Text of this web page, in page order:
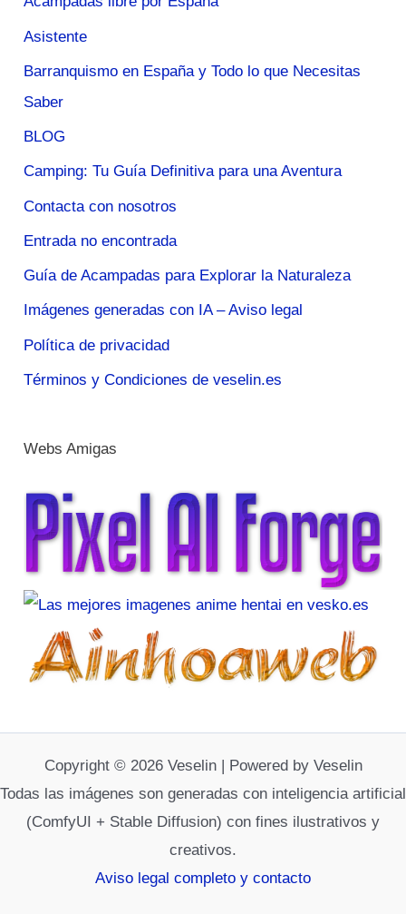
Asistente
Barranquismo en España y Todo lo que Necesitas
Saber
BLOG
Camping: Tu Guía Definitiva para una Aventura
Contacta con nosotros
Entrada no encontrada
Guía de Acampadas para Explorar la Naturaleza
Imágenes generadas con IA – Aviso legal
Política de privacidad
Términos y Condiciones de veselin.es
Webs Amigas
Copyright © 2026 Veselin | Powered by Veselin
Todas las imágenes son generadas con inteligencia artificial
(ComfyUI + Stable Diffusion) con fines ilustrativos y
creativos.
Aviso legal completo y contacto